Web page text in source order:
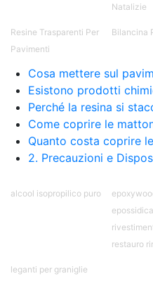
bicomponente per
Cariche
epossidico Colla
Pavimento epossidico
Applicazioni di
Mastice
bicomponente
bicomponente
contro Epossidica
all
Natalizie
Resine Trasparenti Per
Pavimenti
Bilancina
Cosa mettere sul
Esistono prodotti
Perché la resina si
Come coprire le
Quanto costa coprire
2. Precauzioni e
alcool isopropilico puro
restauro
leganti per graniglie